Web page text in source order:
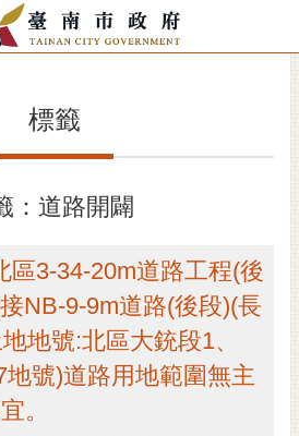
標籤
：道路開闢
區3-34-20m道路工程(後
NB-9-9m道路(後段)(長
地號:北區大銃段1、
號)道路用地範圍無主
。